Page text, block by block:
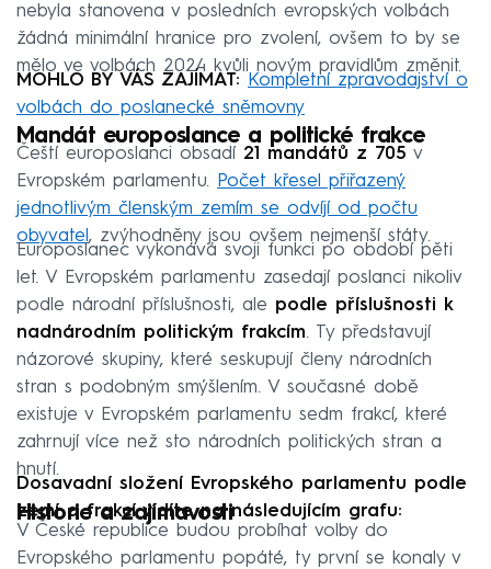
nebyla stanovena v posledních evropských volbách
žádná minimální hranice pro zvolení, ovšem to by se
mělo ve volbách 2024 kvůli novým pravidlům změnit.
MOHLO BY VÁS ZAJÍMAT:
Kompletní zpravodajství o
volbách do poslanecké sněmovny
Mandát europoslance a politické frakce
Čeští europoslanci obsadí 21 mandátů z 705 v
Evropském parlamentu. Počet křesel přiřazený
jednotlivým členským zemím se odvíjí od počtu
obyvatel , zvýhodněny jsou ovšem nejmenší státy.
Europoslanec vykonává svoji funkci po období pěti
let. V Evropském parlamentu zasedají poslanci nikoliv
podle národní příslušnosti, ale podle příslušnosti k
nadnárodním politickým frakcím. Ty představují
názorové skupiny, které seskupují členy národních
stran s podobným smýšlením. V současné době
existuje v Evropském parlamentu sedm frakcí, které
zahrnují více než sto národních politických stran a
hnutí.
Dosavadní složení Evropského parlamentu podle
zemí a frakcí vidíte na následujícím grafu:
Historie a zajímavosti
V České republice budou probíhat volby do
Evropského parlamentu popáté, ty první se konaly v